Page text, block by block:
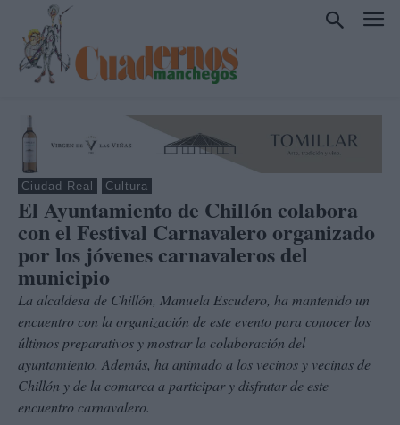
Ciudad Real Cultura
El Ayuntamiento de Chillón colabora
con el Festival Carnavalero organizado
por los jóvenes carnavaleros del
municipio
La alcaldesa de Chillón, Manuela Escudero, ha mantenido un
encuentro con la organización de este evento para conocer los
últimos preparativos y mostrar la colaboración del
ayuntamiento. Además, ha animado a los vecinos y vecinas de
Chillón y de la comarca a participar y disfrutar de este
encuentro carnavalero.